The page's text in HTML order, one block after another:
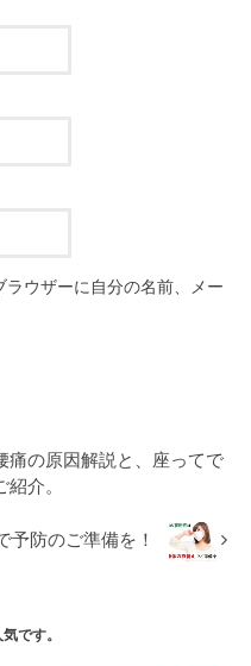
ウザーに自分の名前、メー
痛の原因解説と、座ってで
介。
予防のご準備を！
です。